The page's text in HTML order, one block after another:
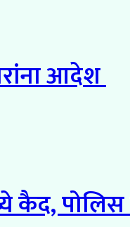
आदेश
कैद,